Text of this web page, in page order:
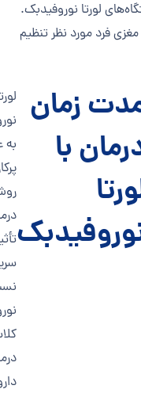
فرد مورد نظر تنظیم
زمان
با
به